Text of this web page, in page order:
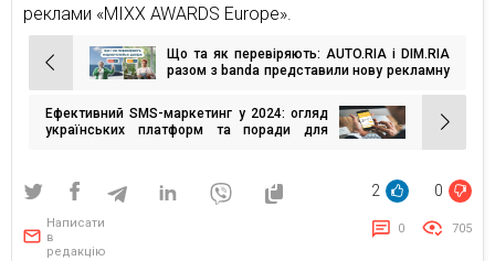
реклами «MIXX AWARDS Europe».
Навігація
записів
Що та як перевіряють: AUTO.RIA і DIM.RIA
разом з banda представили нову рекламну
Ефективний SMS-маркетинг у 2024: огляд
українських платформ та поради для
2 0
Написати
в
редакцію
0 705